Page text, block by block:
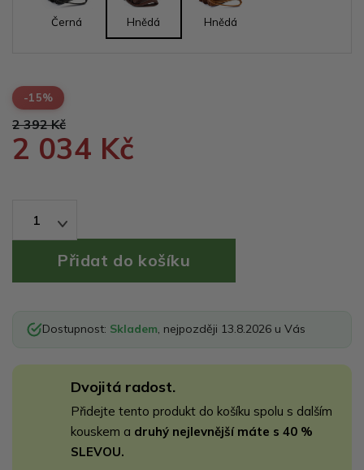
Černá Hnědá Hnědá
-15%
2 392 Kč
2 034 Kč
1
Dostupnost: Skladem, nejpozději 13.8.2026 u Vás
Dvojitá radost.
Přidejte tento produkt do košíku spolu s dalším
kouskem a druhý nejlevnější máte s 40 %
SLEVOU.